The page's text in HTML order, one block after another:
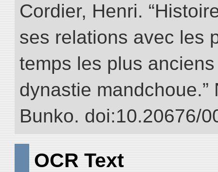
Cordier, Henri.
ses relations avec les
temps les plus
dynastie mandchoue.”
Bunko. doi:10.20676/
OCR Text